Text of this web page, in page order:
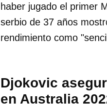
haber jugado el primer
serbio de 37 años
rendimiento como
Djokovic
en Australia